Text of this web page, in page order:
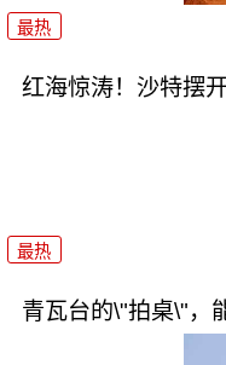
最热
红海惊涛！沙特摆
最热
青瓦台的\"拍桌\"，